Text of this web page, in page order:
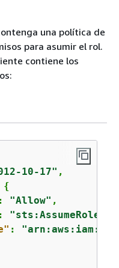
una política de
para asumir el rol.
contiene los
10-17" ,
{
: "Allow" ,
: "sts:AssumeRole"
: "arn:aws:iam::